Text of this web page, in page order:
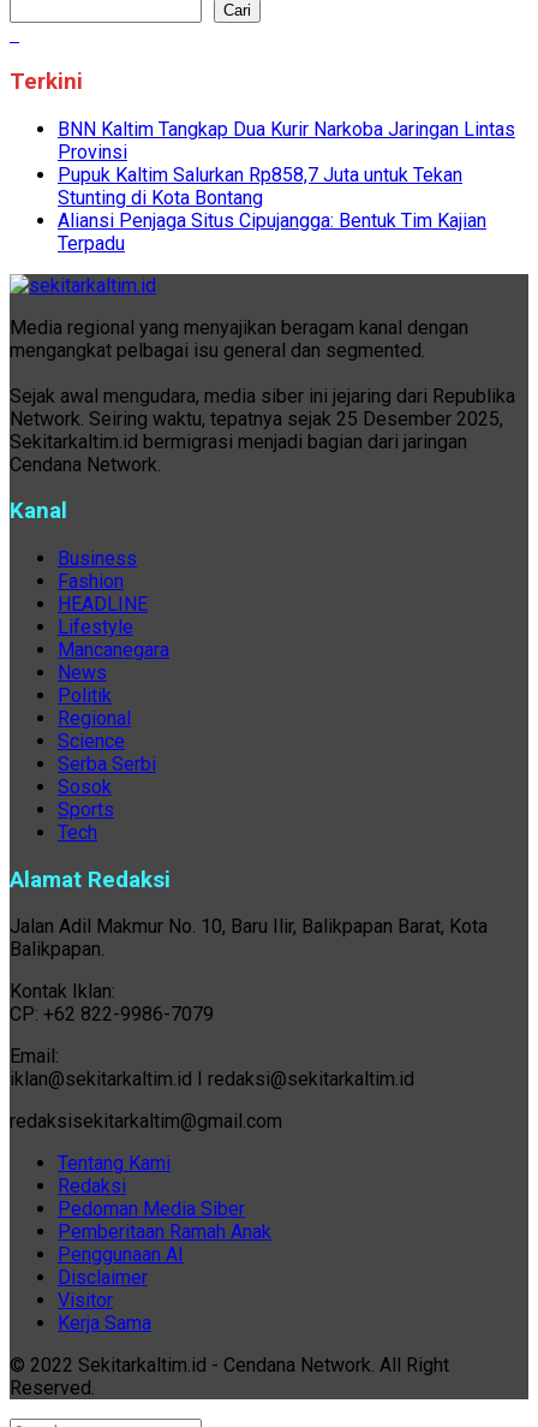
Cari
Terkini
BNN Kaltim Tangkap Dua Kurir Narkoba Jaringan Lintas
Provinsi
Pupuk Kaltim Salurkan Rp858,7 Juta untuk Tekan
Stunting di Kota Bontang
Aliansi Penjaga Situs Cipujangga: Bentuk Tim Kajian
Terpadu
Media regional yang menyajikan beragam kanal dengan
mengangkat pelbagai isu general dan segmented.
Sejak awal mengudara, media siber ini jejaring dari Republika
Network. Seiring waktu, tepatnya sejak 25 Desember 2025,
Sekitarkaltim.id bermigrasi menjadi bagian dari jaringan
Cendana Network.
Kanal
Business
Fashion
HEADLINE
Lifestyle
Mancanegara
News
Politik
Regional
Science
Serba Serbi
Sosok
Sports
Tech
Alamat Redaksi
Jalan Adil Makmur No. 10, Baru Ilir, Balikpapan Barat, Kota
Balikpapan.
Kontak Iklan:
CP: +62 822-9986-7079
Email:
iklan@sekitarkaltim.id I redaksi@sekitarkaltim.id
redaksisekitarkaltim@gmail.com
Tentang Kami
Redaksi
Pedoman Media Siber
Pemberitaan Ramah Anak
Penggunaan AI
Disclaimer
Visitor
Kerja Sama
© 2022 Sekitarkaltim.id - Cendana Network. All Right
Reserved.